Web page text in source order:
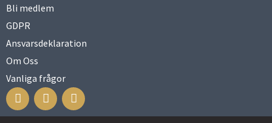
Bli medlem
GDPR
Ansvarsdeklaration
Om Oss
Vanliga frågor
F
a
c
I
n
s
Y
o
u